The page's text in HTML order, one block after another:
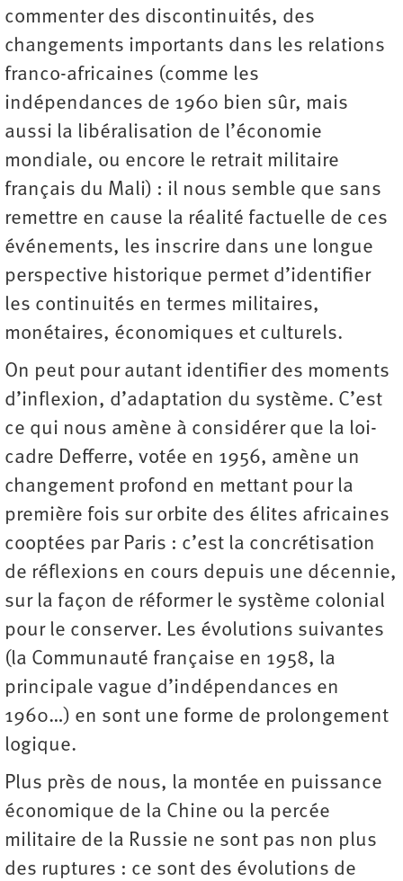
commenter des discontinuités, des
changements importants dans les relations
franco-africaines (comme les
indépendances de 1960 bien sûr, mais
aussi la libéralisation de l’économie
mondiale, ou encore le retrait militaire
français du Mali) : il nous semble que sans
remettre en cause la réalité factuelle de ces
événements, les inscrire dans une longue
perspective historique permet d’identifier
les continuités en termes militaires,
monétaires, économiques et culturels.
On peut pour autant identifier des moments
d’inflexion, d’adaptation du système. C’est
ce qui nous amène à considérer que la loi-
cadre Defferre, votée en 1956, amène un
changement profond en mettant pour la
première fois sur orbite des élites africaines
cooptées par Paris : c’est la concrétisation
de réflexions en cours depuis une décennie,
sur la façon de réformer le système colonial
pour le conserver. Les évolutions suivantes
(la Communauté française en 1958, la
principale vague d’indépendances en
1960…) en sont une forme de prolongement
logique.
Plus près de nous, la montée en puissance
économique de la Chine ou la percée
militaire de la Russie ne sont pas non plus
des ruptures : ce sont des évolutions de